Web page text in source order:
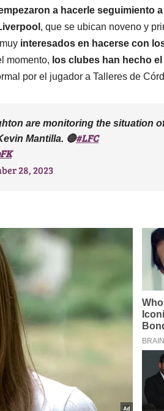
a hacerle seguimiento
, que se ubican noveno y
interesados en hacerse con
momento, los clubes han hecho
por el jugador a Talleres de
are monitoring the situation
Mantilla. 🔴#LFC
28, 2023